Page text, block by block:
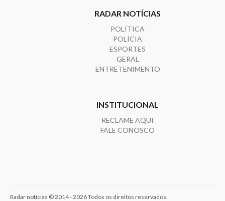
RADAR NOTÍCIAS
POLÍTICA
POLÍCIA
ESPORTES
GERAL
ENTRETENIMENTO
INSTITUCIONAL
RECLAME AQUI
FALE CONOSCO
Radar notícias © 2014 - 2026 Todos os direitos reservados.